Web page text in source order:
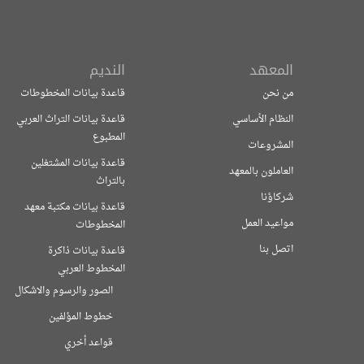
النديم
قاعدة بيانات المخطوطات
قاعدة بيانات التراث العربي
المطبوع
قاعدة بيانات المشتغلين
بالتراث
قاعدة بيانات مكتبة معهد
المخطوطات
قاعدة بيانات ذاكرة
المخطوط العربي
الصور والرسوم والاشكال
خطوط المؤلفين
قواعد أخري
المعهد
من نحن
النظام الأساسي
المشروعات
العاملون بالمعهد
شركاؤنا
مواعيد العمل
اتصل بنا